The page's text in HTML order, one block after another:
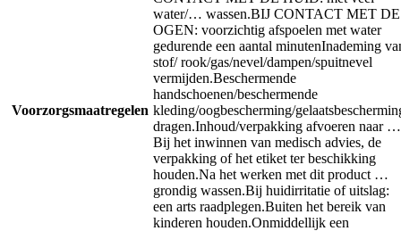
Voorzorgsmaatregelen
water/… wassen.BIJ CONTACT MET DE
OGEN: voorzichtig afspoelen met water
gedurende een aantal minutenInademing
stof/ rook/gas/nevel/dampen/spuitnevel
vermijden.Beschermende
handschoenen/beschermende
kleding/oogbescherming/
dragen.Inhoud/verpakking afvoeren naar …
Bij het inwinnen van medisch advies, de
verpakking of het etiket ter beschikking
houden.Na het werken met dit product …
grondig wassen.Bij huidirritatie of uitslag:
een arts raadplegen.Buiten het bereik van
kinderen houden.Onmiddellijk een